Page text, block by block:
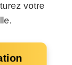
votre